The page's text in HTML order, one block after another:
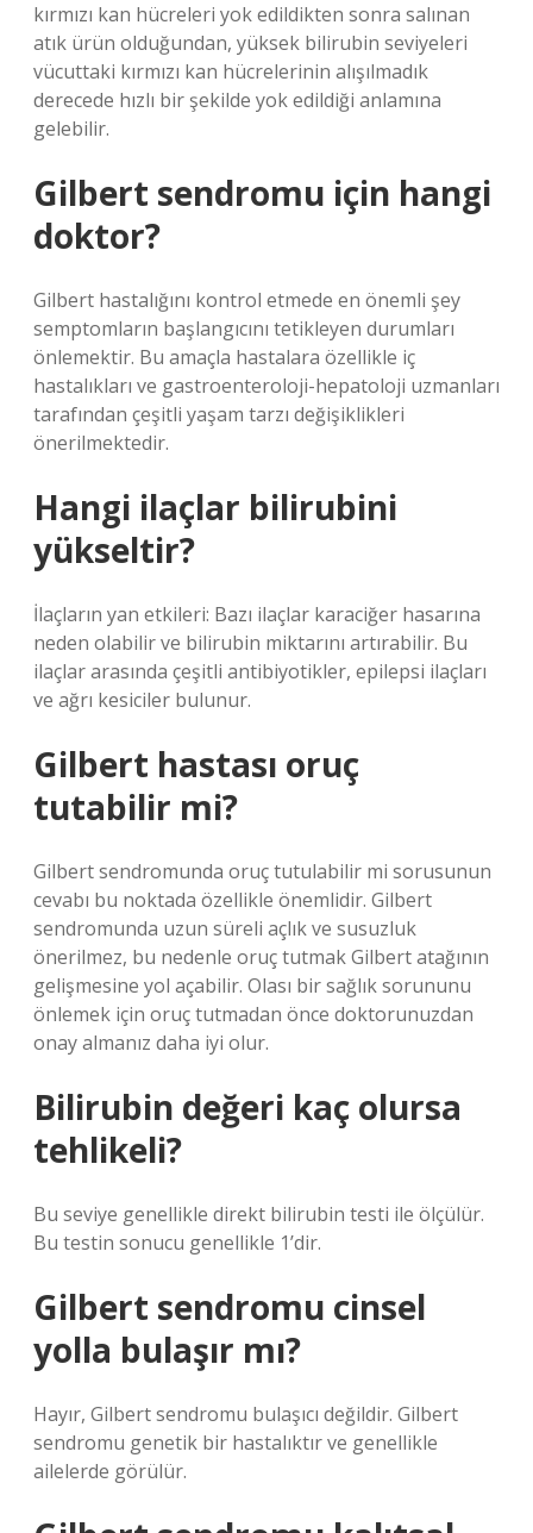
kırmızı kan hücreleri yok edildikten sonra salınan
atık ürün olduğundan, yüksek bilirubin seviyeleri
vücuttaki kırmızı kan hücrelerinin alışılmadık
derecede hızlı bir şekilde yok edildiği anlamına
gelebilir.
Gilbert sendromu için hangi
doktor?
Gilbert hastalığını kontrol etmede en önemli şey
semptomların başlangıcını tetikleyen durumları
önlemektir. Bu amaçla hastalara özellikle iç
hastalıkları ve gastroenteroloji-hepatoloji uzmanları
tarafından çeşitli yaşam tarzı değişiklikleri
önerilmektedir.
Hangi ilaçlar bilirubini
yükseltir?
İlaçların yan etkileri: Bazı ilaçlar karaciğer hasarına
neden olabilir ve bilirubin miktarını artırabilir. Bu
ilaçlar arasında çeşitli antibiyotikler, epilepsi ilaçları
ve ağrı kesiciler bulunur.
Gilbert hastası oruç
tutabilir mi?
Gilbert sendromunda oruç tutulabilir mi sorusunun
cevabı bu noktada özellikle önemlidir. Gilbert
sendromunda uzun süreli açlık ve susuzluk
önerilmez, bu nedenle oruç tutmak Gilbert atağının
gelişmesine yol açabilir. Olası bir sağlık sorununu
önlemek için oruç tutmadan önce doktorunuzdan
onay almanız daha iyi olur.
Bilirubin değeri kaç olursa
tehlikeli?
Bu seviye genellikle direkt bilirubin testi ile ölçülür.
Bu testin sonucu genellikle 1’dir.
Gilbert sendromu cinsel
yolla bulaşır mı?
Hayır, Gilbert sendromu bulaşıcı değildir. Gilbert
sendromu genetik bir hastalıktır ve genellikle
ailelerde görülür.